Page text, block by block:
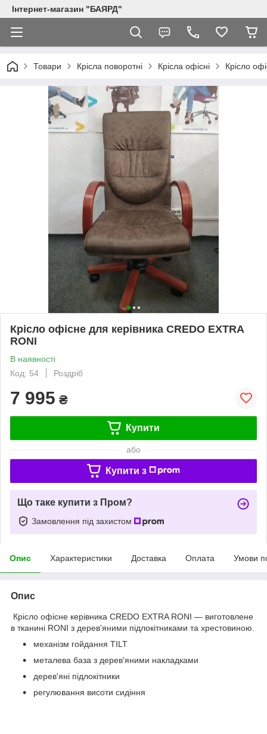
Інтернет-магазин "БАЯРД"
Товари Крісла поворотні Крісла офісні Крісло
Крісло офісне для керівника CREDO EXTRA
RONI
В наявності
Код: 54
Роздріб
7 995 ₴
Купити
або
Купити з
Що таке купити з Пром?
Замовлення під захистом
Опис Характеристики Доставка Оплата Умови
Опис
Крісло офісне керівника CREDO EXTRA RONI — виготовлене
в тканині RONI з дерев'яними підлокітниками та хрестовиною.
механізм гойдання TILT
металева база з дерев'яними накладками
дерев'яні підлокітники
регулювання висоти сидіння